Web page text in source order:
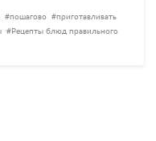
пошагово
приготавливать
Рецепты блюд правильного